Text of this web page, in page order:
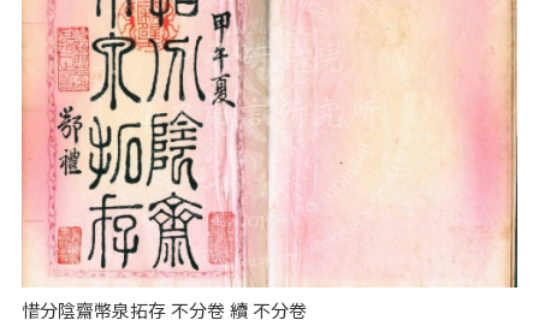
惜分陰齋幣泉拓存 不分卷 續 不分卷